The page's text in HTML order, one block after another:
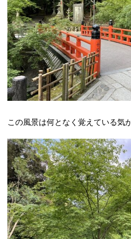
この風景は何となく覚えている気